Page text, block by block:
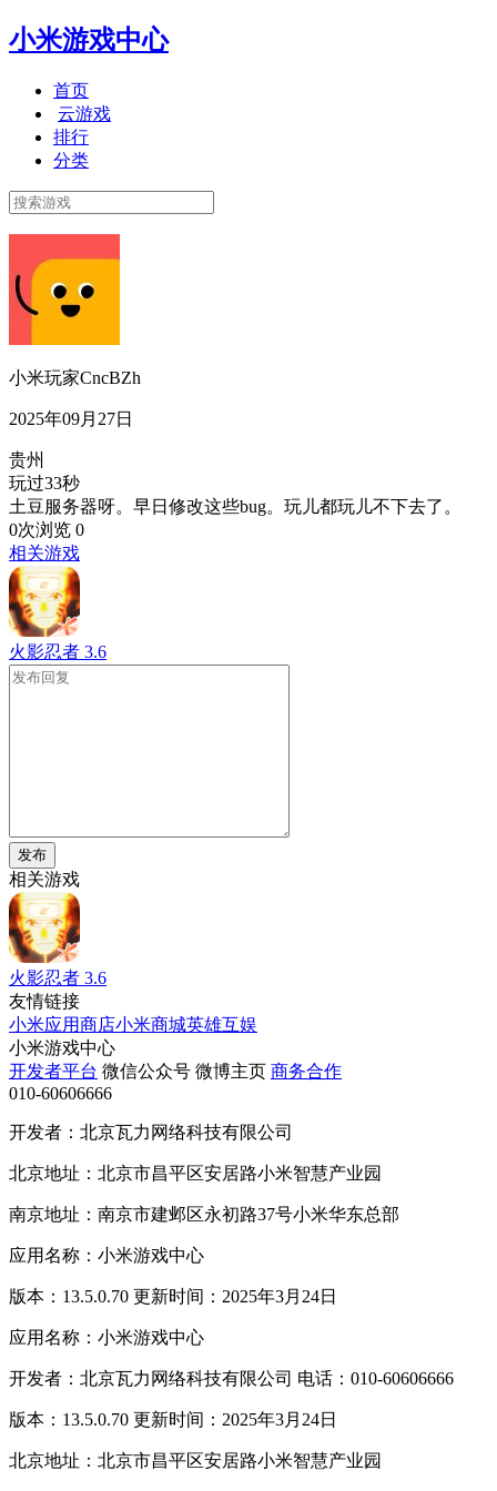
小米游戏中心
首页
云游戏
排行
分类
小米玩家CncBZh
2025年09月27日
贵州
玩过33秒
土豆服务器呀。早日修改这些bug。玩儿都玩儿不下去了。
0次浏览 0
相关游戏
火影忍者 3.6
发布
相关游戏
火影忍者 3.6
友情链接
小米应用商店小米商城英雄互娱
小米游戏中心
开发者平台 微信公众号 微博主页 商务合作
010-60606666
开发者：北京瓦力网络科技有限公司
北京地址：北京市昌平区安居路小米智慧产业园
南京地址：南京市建邺区永初路37号小米华东总部
应用名称：小米游戏中心
版本：13.5.0.70 更新时间：2025年3月24日
应用名称：小米游戏中心
开发者：北京瓦力网络科技有限公司 电话：010-60606666
版本：13.5.0.70 更新时间：2025年3月24日
北京地址：北京市昌平区安居路小米智慧产业园